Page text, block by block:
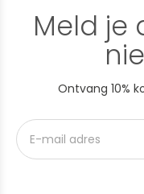
Meld je
Ontvang 10%